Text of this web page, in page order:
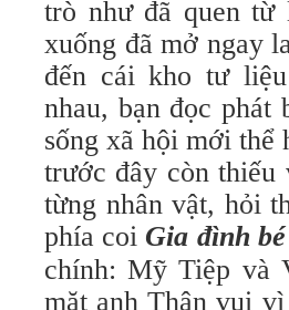
trò như đã quen từ
xuống đã mở ngay
đến cái kho tư
nhau, bạn đọc phát
sống xã hội mới thể
trước đây còn thiếu
từng nhân vật, hỏi
phía coi Gia đình
chính: Mỹ Tiệp và
mặt anh Thân vui